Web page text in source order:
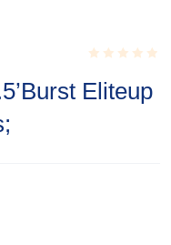
0.001
Eliteup